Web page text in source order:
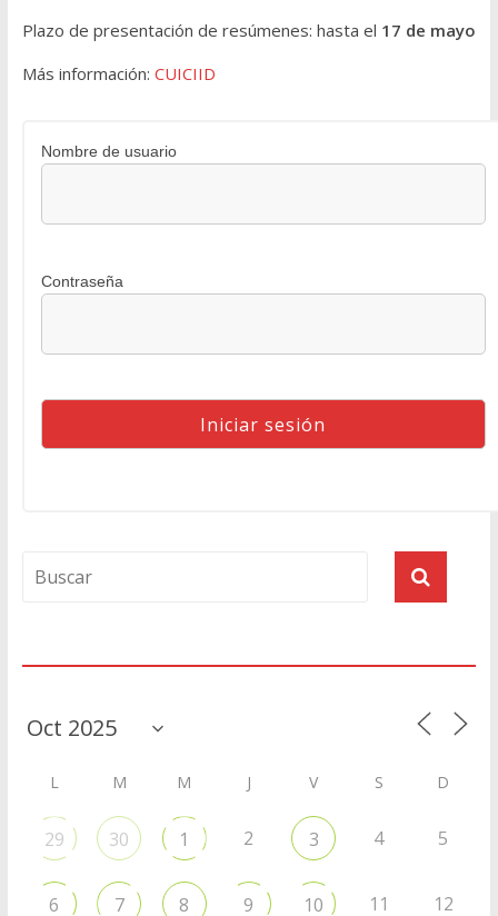
Plazo de presentación de resúmenes: hasta el 17 de mayo
Más información: CUICIID
Nombre de usuario
Contraseña
L M M J V S D
29 30 1 2 3 4 5
6 7 8 9 10 11 12